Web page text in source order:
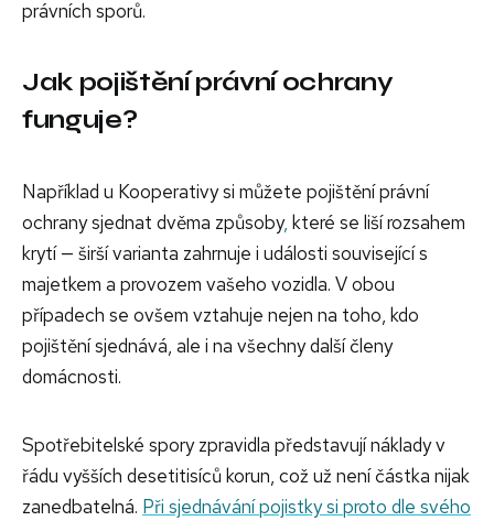
právních sporů.
Jak pojištění právní ochrany
funguje?
Například u Kooperativy si můžete pojištění právní
ochrany sjednat dvěma způsoby, které se liší rozsahem
krytí — širší varianta zahrnuje i události související s
majetkem a provozem vašeho vozidla. V obou
případech se ovšem vztahuje nejen na toho, kdo
pojištění sjednává, ale i na všechny další členy
domácnosti.
Spotřebitelské spory zpravidla představují náklady v
řádu vyšších desetitisíců korun, což už není částka nijak
zanedbatelná. Při sjednávání pojistky si proto dle svého